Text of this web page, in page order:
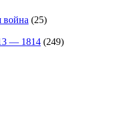
война (25)
— 1814 (249)